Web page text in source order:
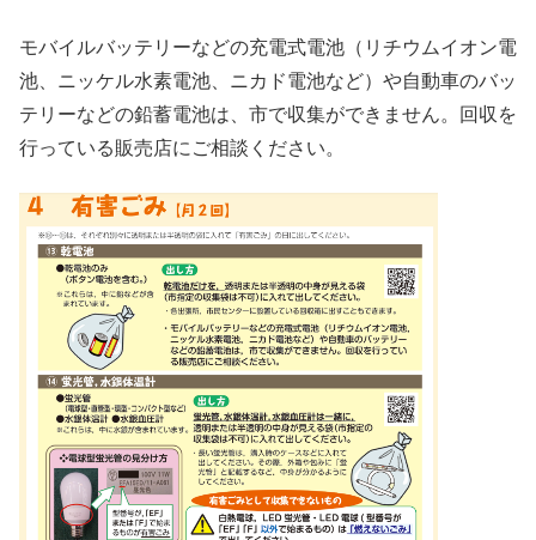
モバイルバッテリーなどの充電式電池（リチウムイオン電
池、ニッケル水素電池、ニカド電池など）や自動車のバッ
テリーなどの鉛蓄電池は、市で収集ができません。回収を
行っている販売店にご相談ください。